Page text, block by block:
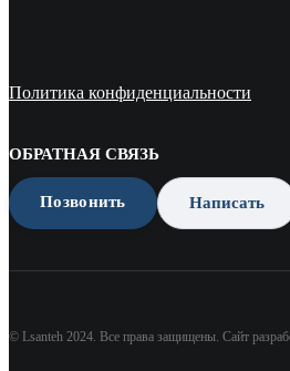
Политика конфиденциальности
ОБРАТНАЯ СВЯЗЬ
Позвонить Написать
© Lsanteh 2024. Все права защищены. Сайт